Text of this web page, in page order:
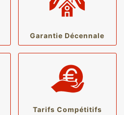
Garantie Décennale
Tarifs Compétitifs